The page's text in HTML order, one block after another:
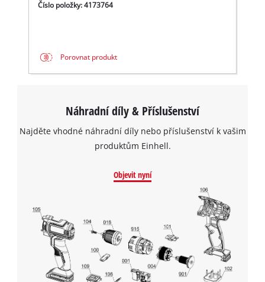
Číslo položky: 4173764
Porovnat produkt
Náhradní díly & Příslušenství
Najděte vhodné náhradní díly nebo příslušenství k vašim
produktům Einhell.
Objevit nyní